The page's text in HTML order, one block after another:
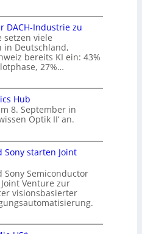
DACH-Industrie zu
setzen viele
Deutschland,
bereits KI ein: 43%
27%…
Hub
8. September in
Optik II‘ an.
starten Joint
Semiconductor
Venture zur
visionsbasierter